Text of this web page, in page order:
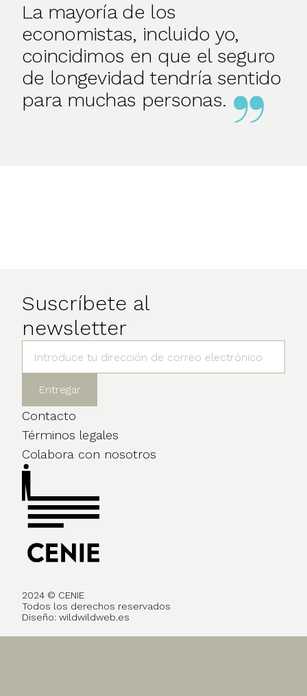
La mayoría de los
economistas, incluido yo,
coincidimos en que el seguro
de longevidad tendría sentido
para muchas personas.
Suscríbete al
newsletter
Contacto
Términos legales
Colabora con nosotros
2024 © CENIE
Todos los derechos reservados
Diseño: wildwildweb.es